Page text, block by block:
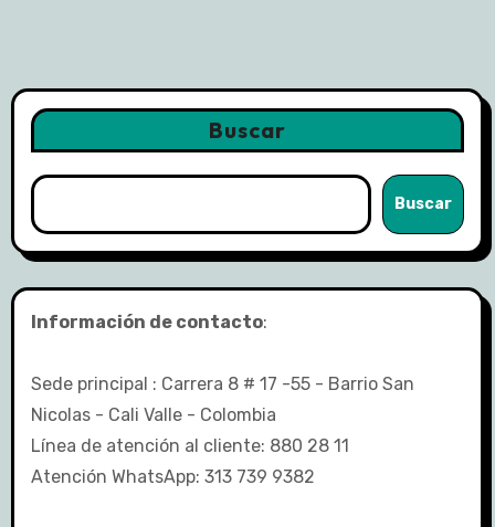
Buscar
Buscar
Información de contacto:
Sede principal : Carrera 8 # 17 -55 - Barrio San
Nicolas - Cali Valle - Colombia
Línea de atención al cliente: 880 28 11
Atención WhatsApp: 313 739 9382